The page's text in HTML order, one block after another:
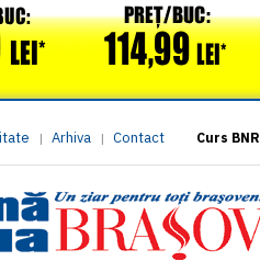
| Arhiva | Contact Curs BNR